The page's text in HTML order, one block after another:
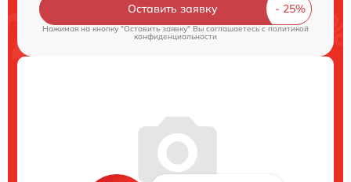
Оставить заявку
Нажимая на кнопку "Оставить заявку" Вы соглашаетесь cполитикой
конфиденциальности